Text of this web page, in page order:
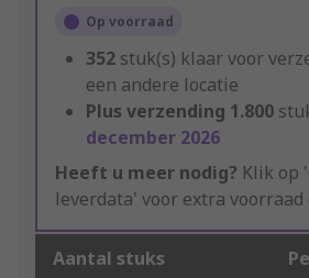
Op voorraad
352 stuk(s) klaar voor
een andere locatie
Plus verzending 1.800
december 2026
Heeft u meer nodig? Klik op
leverdata' voor extra
Aantal stuks